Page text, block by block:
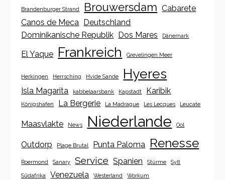
Brandenburger Strand Brouwersdam Cabarete
Canos de Meca Deutschland
Dominikanische Republik Dos Mares Dänemark
El Yaque Frankreich Grevelingen Meer
Herkingen Herrsching Hvide Sande Hyeres
Isla Magarita kabbelaarsbank Kapstadt Karibik
Königshafen La Bergerie La Madrague Les Lecques Leucate
Maasvlakte News Niederlande Ool
Outdorp Plage Brutal Punta Paloma Renesse
Roermond Sanary Service Spanien Stürme Sylt
Südafrika Venezuela Westerland Workum